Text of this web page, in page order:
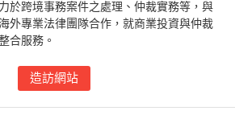
於跨境事務案件之處理、仲裁實務等，與
外專業法律團隊合作，就商業投資與仲裁
合服務。
造訪網站